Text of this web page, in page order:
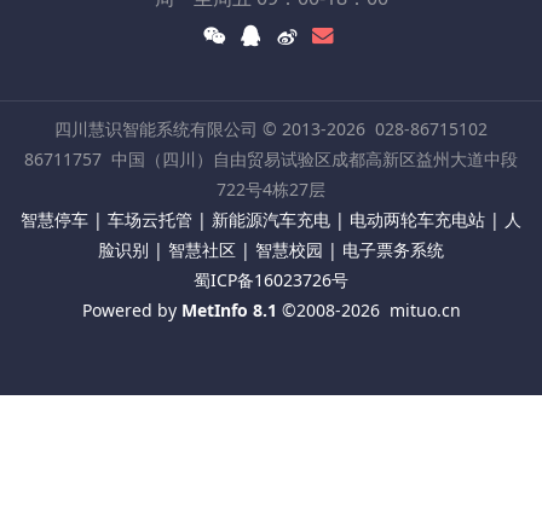
四川慧识智能系统有限公司 © 2013-2026 028-86715102
86711757 中国（四川）自由贸易试验区成都高新区益州大道中段
722号4栋27层
智慧停车 | 车场云托管 | 新能源汽车充电 | 电动两轮车充电站 | 人
脸识别 | 智慧社区 | 智慧校园 | 电子票务系统
蜀ICP备16023726号
Powered by MetInfo 8.1 ©2008-2026 mituo.cn